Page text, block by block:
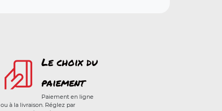
Le choix du
paiement
Paiement en ligne
ou à la livraison. Réglez par